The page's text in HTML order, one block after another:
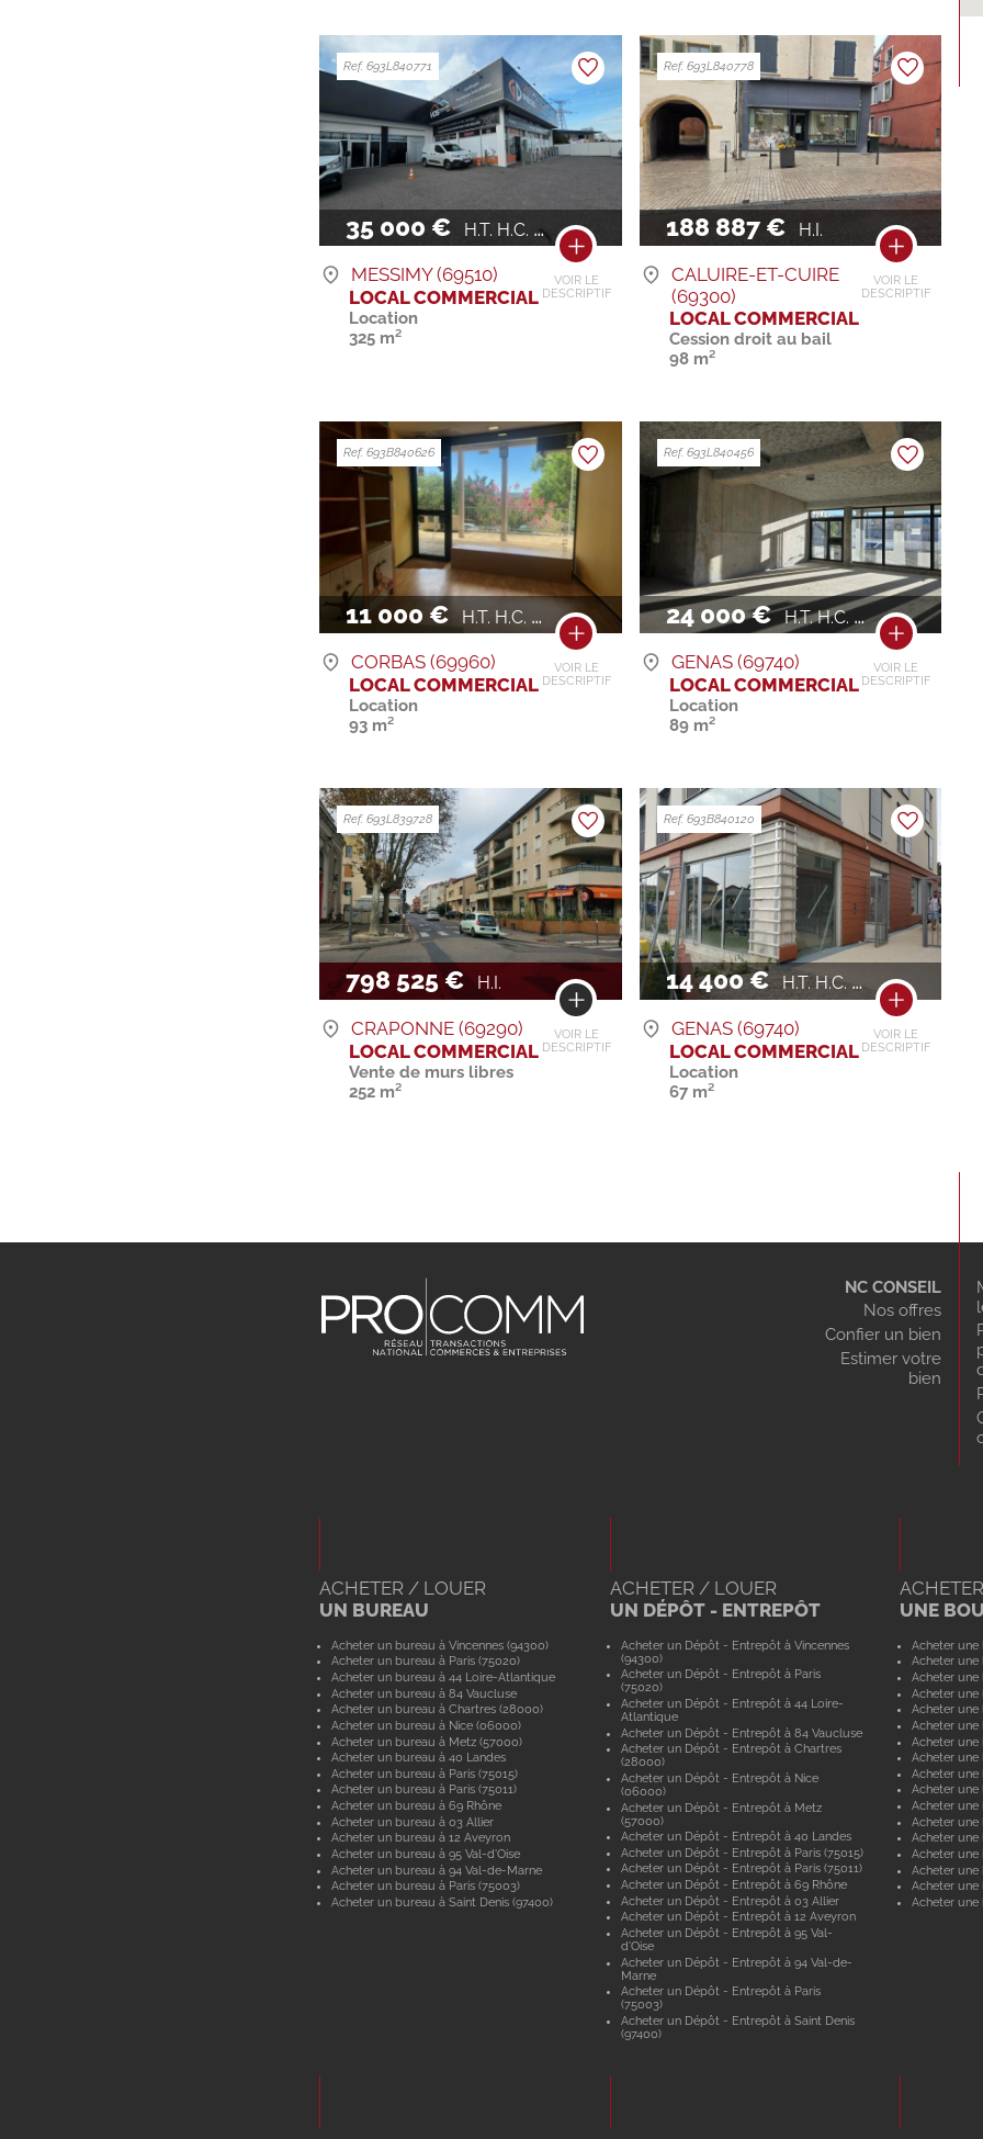
35 000 € H.T. H.C. / AN
VOIR LE
DESCRIPTIF
Ref. 693L840771
MESSIMY (69510)
LOCAL COMMERCIAL
Location
325 m²
188 887 € H.I.
VOIR LE
DESCRIPTIF
Ref. 693L840778
CALUIRE-ET-CUIRE
(69300)
LOCAL COMMERCIAL
Cession droit au bail
98 m²
11 000 € H.T. H.C. / AN
VOIR LE
DESCRIPTIF
Ref. 693B840626
CORBAS (69960)
LOCAL COMMERCIAL
Location
93 m²
24 000 € H.T. H.C. / AN
VOIR LE
DESCRIPTIF
Ref. 693L840456
GENAS (69740)
LOCAL COMMERCIAL
Location
89 m²
798 525 € H.I.
VOIR LE
DESCRIPTIF
Ref. 693L839728
CRAPONNE (69290)
LOCAL COMMERCIAL
Vente de murs libres
252 m²
14 400 € H.T. H.C. / AN
VOIR LE
DESCRIPTIF
Ref. 693B840120
GENAS (69740)
LOCAL COMMERCIAL
Location
67 m²
NC CONSEIL
Nos offres
Confier un bien
Estimer votre
bien
ACHETER / LOUER
UN BUREAU
Acheter un bureau à Vincennes (94300)
Acheter un bureau à Paris (75020)
Acheter un bureau à 44 Loire-Atlantique
Acheter un bureau à 84 Vaucluse
Acheter un bureau à Chartres (28000)
Acheter un bureau à Nice (06000)
Acheter un bureau à Metz (57000)
Acheter un bureau à 40 Landes
Acheter un bureau à Paris (75015)
Acheter un bureau à Paris (75011)
Acheter un bureau à 69 Rhône
Acheter un bureau à 03 Allier
Acheter un bureau à 12 Aveyron
Acheter un bureau à 95 Val-d'Oise
Acheter un bureau à 94 Val-de-Marne
Acheter un bureau à Paris (75003)
Acheter un bureau à Saint Denis (97400)
ACHETER / LOUER
UN DÉPÔT - ENTREPÔT
Acheter un Dépôt - Entrepôt à Vincennes
(94300)
Acheter un Dépôt - Entrepôt à Paris
(75020)
Acheter un Dépôt - Entrepôt à 44 Loire-
Atlantique
Acheter un Dépôt - Entrepôt à 84 Vaucluse
Acheter un Dépôt - Entrepôt à Chartres
(28000)
Acheter un Dépôt - Entrepôt à Nice
(06000)
Acheter un Dépôt - Entrepôt à Metz
(57000)
Acheter un Dépôt - Entrepôt à 40 Landes
Acheter un Dépôt - Entrepôt à Paris (75015)
Acheter un Dépôt - Entrepôt à Paris (75011)
Acheter un Dépôt - Entrepôt à 69 Rhône
Acheter un Dépôt - Entrepôt à 03 Allier
Acheter un Dépôt - Entrepôt à 12 Aveyron
Acheter un Dépôt - Entrepôt à 95 Val-
d'Oise
Acheter un Dépôt - Entrepôt à 94 Val-de-
Marne
Acheter un Dépôt - Entrepôt à Paris
(75003)
Acheter un Dépôt - Entrepôt à Saint Denis
(97400)
UNE
Acheter une
Acheter une
Acheter
Acheter une
Acheter une
Acheter
Acheter une
Acheter une
Acheter une
Acheter une
Acheter une
Acheter une
Acheter une
Acheter une
Acheter une
Acheter une
Acheter une